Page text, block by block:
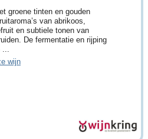
groene tinten en gouden
van abrikoos,
en subtiele tonen van
De fermentatie en rijping
wijn